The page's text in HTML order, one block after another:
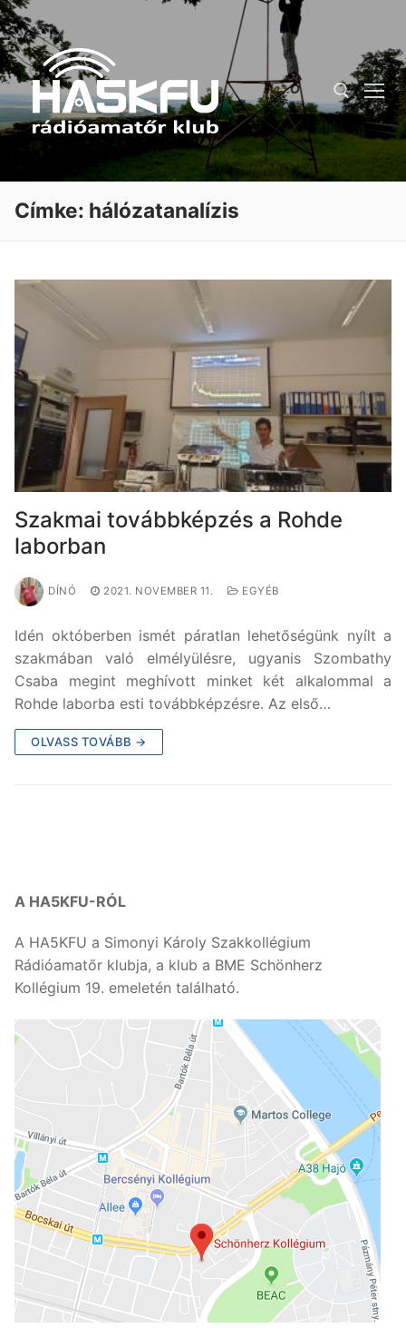
Ugrás
a
tartalomra
Keresése:
Címke: hálózatanalízis
Szakmai továbbképzés a Rohde
laborban
DÍNÓ 2021. NOVEMBER 11. EGYÉB
Idén októberben ismét páratlan lehetőségünk nyílt a
szakmában való elmélyülésre, ugyanis Szombathy
Csaba megint meghívott minket két alkalommal a
Rohde laborba esti továbbképzésre. Az első…
OLVASS TOVÁBB →
A HA5KFU-RÓL
A HA5KFU a Simonyi Károly Szakkollégium
Rádióamatőr klubja, a klub a BME Schönherz
Kollégium 19. emeletén található.